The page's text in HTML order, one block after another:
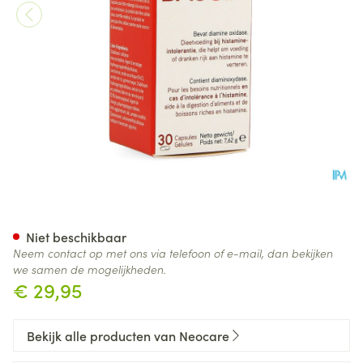
€ 29,95
Niet beschikbaar
Neem contact op met ons via telefoon of e-mail, dan bekijken
we samen de mogelijkheden.
Bekijk alle producten van Neocare